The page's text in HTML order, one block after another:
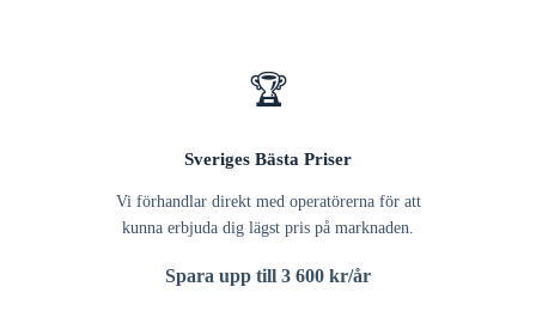
🏆
Sveriges Bästa Priser
Vi förhandlar direkt med operatörerna för att
kunna erbjuda dig lägst pris på marknaden.
Spara upp till 3 600 kr/år